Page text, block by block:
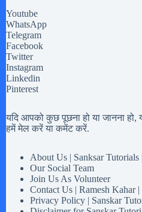
Youtube
WhatsApp
Telegram
Facebook
Twitter
Instagram
Linkedin
Pinterest
यदि आपको कुछ पूछना हो या जानना हो,
हमें मेल करें या कमेंट करें.
About Us | Sanksar Tutorials
Our Social Team
Join Us As Volunteer
Contact Us | Ramesh Kahar
Privacy Policy | Sanskar